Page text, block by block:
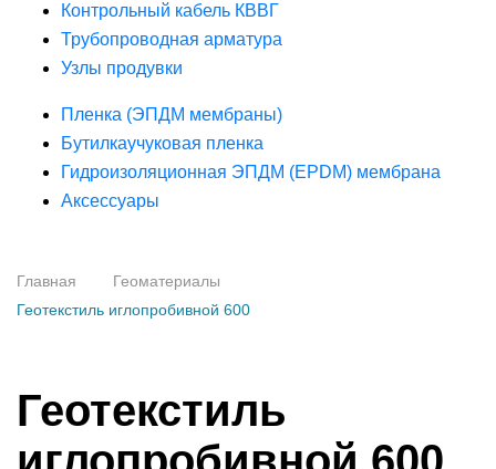
Контрольный кабель КВВГ
Трубопроводная арматура
Узлы продувки
Пленка (ЭПДМ мембраны)
Бутилкаучуковая пленка
Гидроизоляционная ЭПДМ (EPDM) мембрана
Аксессуары
Главная
Геоматериалы
Геотекстиль иглопробивной 600
Геотекстиль